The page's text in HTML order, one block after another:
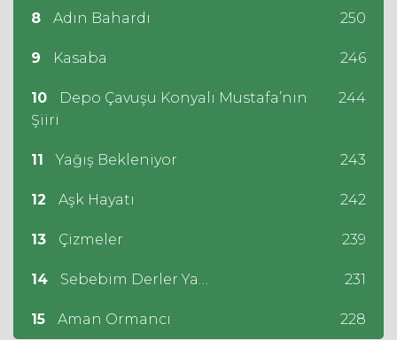
8 Adın Bahardı 250
9 Kasaba 246
10
Depo Çavuşu Konyalı Mustafa’nın
Şiiri
244
11 Yağış Bekleniyor 243
12 Aşk Hayatı 242
13 Çizmeler 239
14 Sebebim Derler Ya… 231
15 Aman Ormancı 228